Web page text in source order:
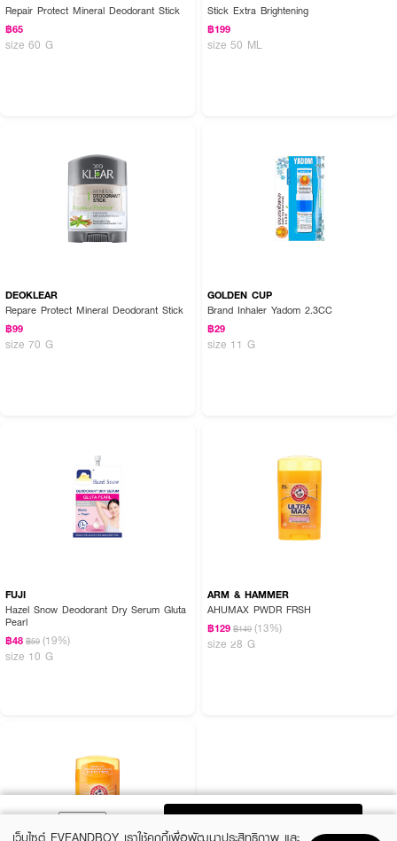
Repair Protect Mineral Deodorant Stick
฿65
size 60 G
Stick Extra Brightening
฿199
size 50 ML
DEOKLEAR
Repare Protect Mineral Deodorant Stick
฿99
size 70 G
GOLDEN CUP
Brand Inhaler Yadom 2.3CC
฿29
size 11 G
FUJI
Hazel Snow Deodorant Dry Serum Gluta
Pearl
฿48 ฿59 (19%)
size 10 G
ARM & HAMMER
AHUMAX PWDR FRSH
฿129 ฿149 (13%)
size 28 G
เว็บไซต์ EVEANDBOY เราใช้คุกกี้เพื่อพัฒนาประสิทธิภาพ และ